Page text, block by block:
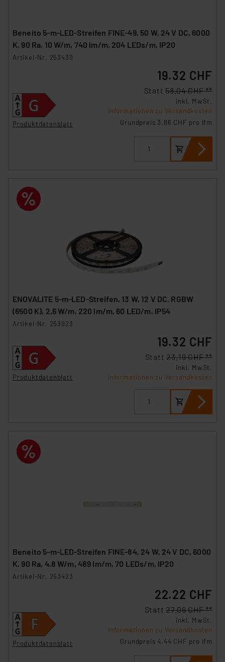
Beneito 5-m-LED-Streifen FINE-49, 50 W, 24 V DC, 6000
K, 90 Ra, 10 W/m, 740 lm/m, 204 LEDs/m, IP20
Artikel-Nr. 253439
Produktdatenblatt
19.32 CHF
Statt58.04 CHF **
inkl. MwSt.
Informationen zu Versandkosten
Grundpreis 3.86 CHF pro lfm
ENOVALITE 5-m-LED-Streifen, 13 W, 12 V DC, RGBW
(6500 K), 2,6 W/m, 220 lm/m, 60 LED/m, IP54
Artikel-Nr. 253923
Produktdatenblatt
19.32 CHF
Statt23.19 CHF **
inkl. MwSt.
Informationen zu Versandkosten
Beneito 5-m-LED-Streifen FINE-84, 24 W, 24 V DC, 6000
K, 90 Ra, 4,8 W/m, 489 lm/m, 70 LEDs/m, IP20
Artikel-Nr. 253423
Produktdatenblatt
22.22 CHF
Statt27.06 CHF **
inkl. MwSt.
Informationen zu Versandkosten
Grundpreis 4.44 CHF pro lfm